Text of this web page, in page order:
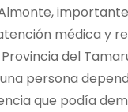
médica y
del
persona
que podía